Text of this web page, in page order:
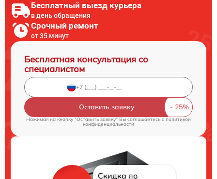
Бесплатный выезд курьера
в день обращения
Срочный ремонт
от 35 минут
Бесплатная консультация со
специалистом
Оставить заявку
Нажимая на кнопку "Оставить заявку" Вы соглашаетесь cполитикой
конфиденциальности
Скидка по